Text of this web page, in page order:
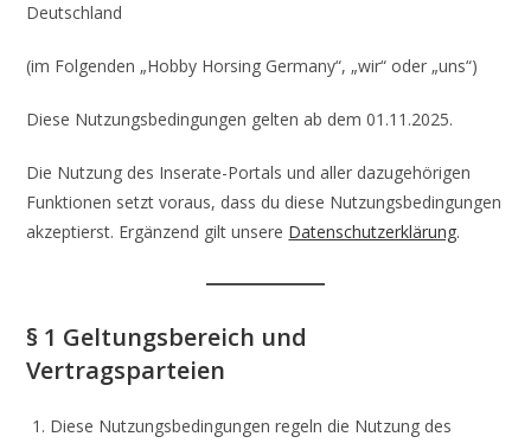
Deutschland
(im Folgenden „Hobby Horsing Germany“, „wir“ oder „uns“)
Diese Nutzungsbedingungen gelten ab dem 01.11.2025.
Die Nutzung des Inserate-Portals und aller dazugehörigen
Funktionen setzt voraus, dass du diese Nutzungsbedingungen
akzeptierst. Ergänzend gilt unsere Datenschutzerklärung.
§ 1 Geltungsbereich und
Vertragsparteien
Diese Nutzungsbedingungen regeln die Nutzung des